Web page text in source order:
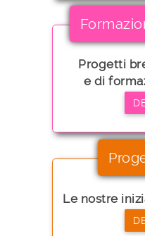
Progetti
e di
Le nostre